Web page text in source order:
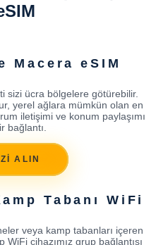
Macera eSIM
sizi ücra bölgelere götürebilir.
yerel ağlara mümkün olan en
iletişimi ve konum paylaşımı
bağlantı.
ALIN
Tabanı WiFi
veya kamp tabanları içeren
cihazımız grup bağlantısı